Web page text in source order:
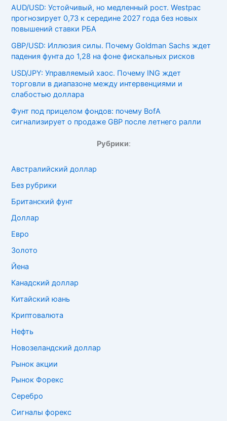
AUD/USD: Устойчивый, но медленный рост. Westpac
прогнозирует 0,73 к середине 2027 года без новых
повышений ставки РБА
GBP/USD: Иллюзия силы. Почему Goldman Sachs ждет
падения фунта до 1,28 на фоне фискальных рисков
USD/JPY: Управляемый хаос. Почему ING ждет
торговли в диапазоне между интервенциями и
слабостью доллара
Фунт под прицелом фондов: почему BofA
сигнализирует о продаже GBP после летнего ралли
Рубрики:
Австралийский доллар
Без рубрики
Британский фунт
Доллар
Евро
Золото
Йена
Канадский доллар
Китайский юань
Криптовалюта
Нефть
Новозеландский доллар
Рынок акции
Рынок Форекс
Серебро
Сигналы форекс